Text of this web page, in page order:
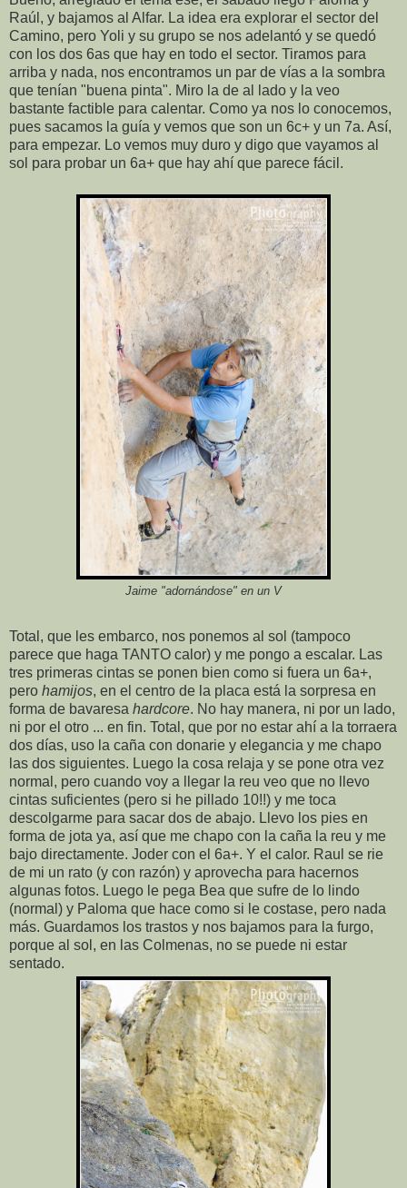
Raúl, y bajamos al Alfar. La idea era explorar el sector del
Camino, pero Yoli y su grupo se nos adelantó y se quedó
con los dos 6as que hay en todo el sector. Tiramos para
arriba y nada, nos encontramos un par de vías a la sombra
que tenían "buena pinta". Miro la de al lado y la veo
bastante factible para calentar. Como ya nos lo conocemos,
pues sacamos la guía y vemos que son un 6c+ y un 7a. Así,
para empezar. Lo vemos muy duro y digo que vayamos al
sol para probar un 6a+ que hay ahí que parece fácil.
Jaime "adornándose" en un V
Total, que les embarco, nos ponemos al sol (tampoco
parece que haga TANTO calor) y me pongo a escalar. Las
tres primeras cintas se ponen bien como si fuera un 6a+,
pero hamijos, en el centro de la placa está la sorpresa en
forma de bavaresa hardcore. No hay manera, ni por un lado,
ni por el otro ... en fin. Total, que por no estar ahí a la torraera
dos días, uso la caña con donarie y elegancia y me chapo
las dos siguientes. Luego la cosa relaja y se pone otra vez
normal, pero cuando voy a llegar la reu veo que no llevo
cintas suficientes (pero si he pillado 10!!) y me toca
descolgarme para sacar dos de abajo. Llevo los pies en
forma de jota ya, así que me chapo con la caña la reu y me
bajo directamente. Joder con el 6a+. Y el calor. Raul se rie
de mi un rato (y con razón) y aprovecha para hacernos
algunas fotos. Luego le pega Bea que sufre de lo lindo
(normal) y Paloma que hace como si le costase, pero nada
más. Guardamos los trastos y nos bajamos para la furgo,
porque al sol, en las Colmenas, no se puede ni estar
sentado.